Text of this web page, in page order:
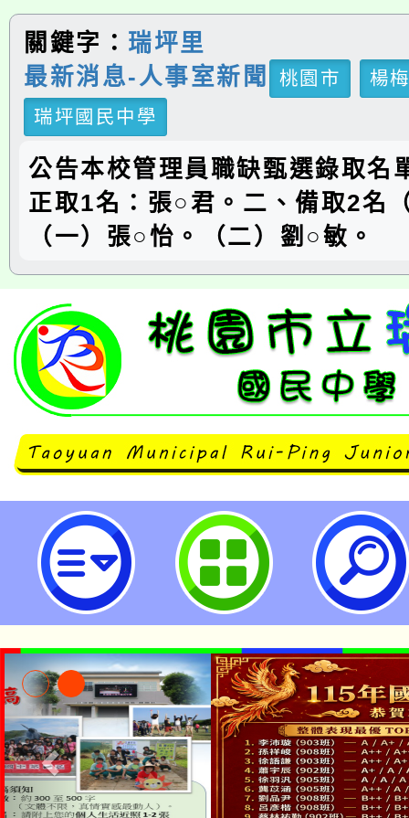
關鍵字： 瑞坪里
最新消息-人事室新聞
桃園市
楊
瑞坪國民中學
公告本校管理員職缺甄選錄取名
正取1名：張○君。二、備取2名
（一）張○怡。（二）劉○敏。
公告本校管理員職缺甄選錄取名單
民中學